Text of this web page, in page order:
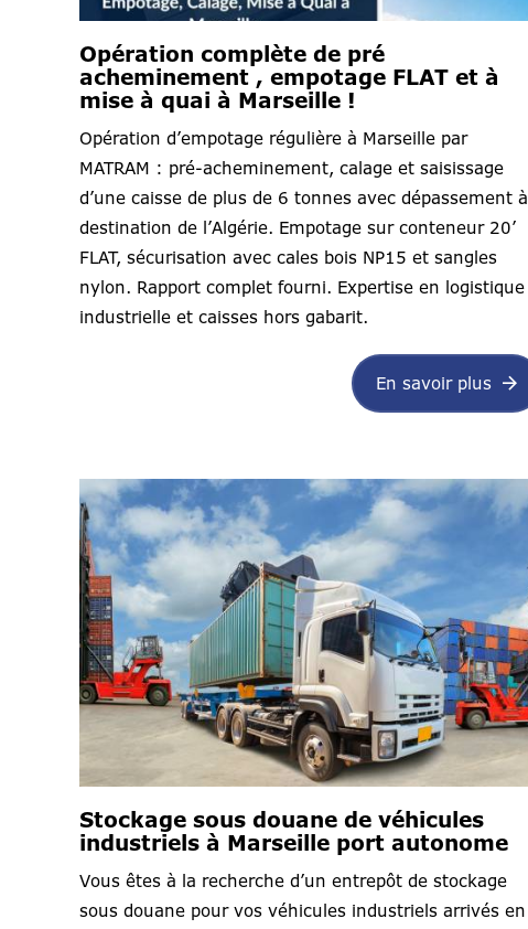
Opération complète de pré
acheminement , empotage FLAT et à
mise à quai à Marseille !
Opération d’empotage régulière à Marseille par
MATRAM : pré-acheminement, calage et saisissage
d’une caisse de plus de 6 tonnes avec dépassement à
destination de l’Algérie. Empotage sur conteneur 20’
FLAT, sécurisation avec cales bois NP15 et sangles
nylon. Rapport complet fourni. Expertise en logistique
industrielle et caisses hors gabarit.
En savoir plus
Stockage sous douane de véhicules
industriels à Marseille port autonome
Vous êtes à la recherche d’un entrepôt de stockage
sous douane pour vos véhicules industriels arrivés en